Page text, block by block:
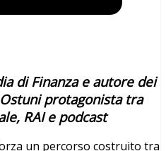
di Finanza e autore dei
protagonista tra
RAI e podcast
un percorso costruito tra